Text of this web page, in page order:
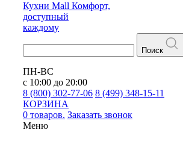
Кухни Mall Комфорт,
доступный
каждому
Поиск
ПН-ВС
с 10:00 до 20:00
8 (800) 302-77-06 8 (499) 348-15-11
КОРЗИНА
0 товаров. Заказать звонок
Меню